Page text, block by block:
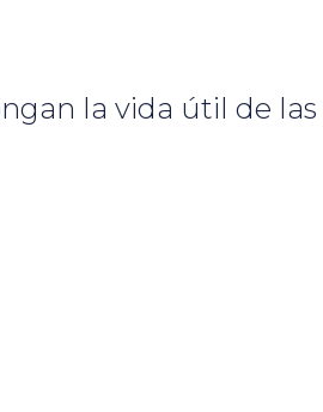
la vida útil de